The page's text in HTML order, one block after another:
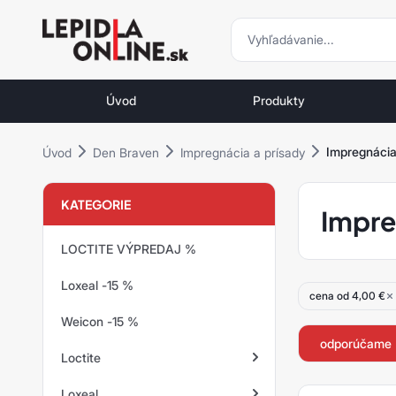
Priemyselné
lepidlá
Loctite
vyhľadávanie
vyhľadávanie
Úvod Produkty
Úvod Den Braven Impregnácia a prísady Impregnácia
KATEGORIE
LOCTITE VÝPREDAJ %
Loxeal -15 %
Weicon -15 %
Loctite
cena od 4,00 €
odporúčame